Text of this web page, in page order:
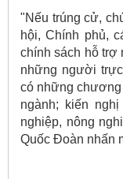
"Nếu trúng cử,
hội, Chính phủ,
chính sách hỗ trợ
những người
có những chương
ngành; kiến
nghiệp, nông
Quốc Đoàn nhấn